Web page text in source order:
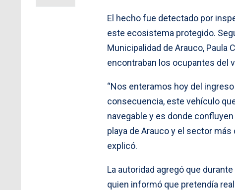
El hecho fue detectado por
este ecosistema protegido.
Municipalidad de Arauco, Paula
encontraban los ocupantes del
“Nos enteramos hoy del
consecuencia, este vehículo
navegable y es donde
playa de Arauco y el sector
explicó.
La autoridad agregó que
quien informó que pretendía